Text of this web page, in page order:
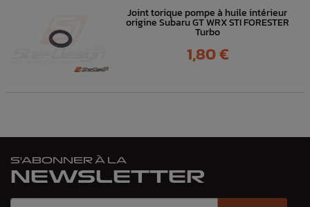
Joint torique pompe à huile intérieur
origine Subaru GT WRX STI FORESTER
Turbo
Prix
1,80 €
S'ABONNER À LA
NEWSLETTER